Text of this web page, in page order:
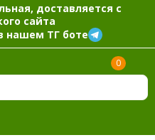
доставляется с
сайта
нашем ТГ боте
0